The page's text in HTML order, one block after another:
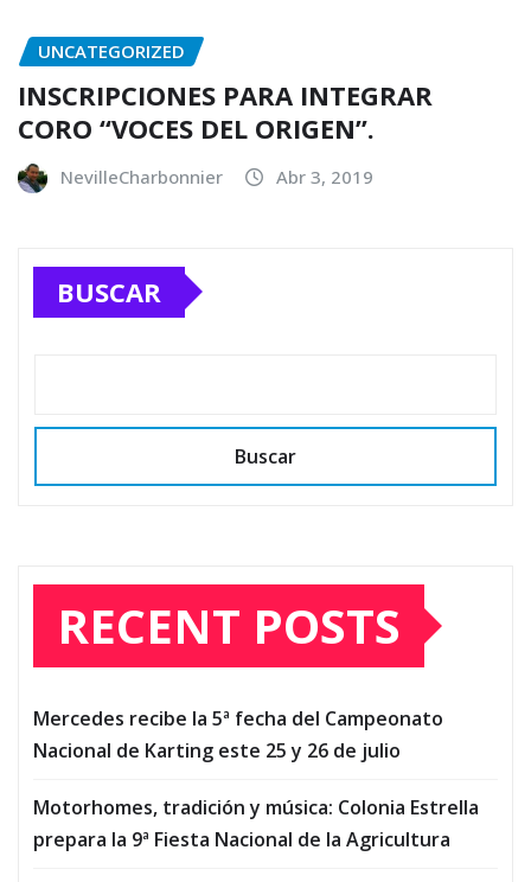
UNCATEGORIZED
INSCRIPCIONES PARA INTEGRAR
CORO “VOCES DEL ORIGEN”.
NevilleCharbonnier Abr 3, 2019
BUSCAR
Buscar
RECENT POSTS
Mercedes recibe la 5ª fecha del Campeonato
Nacional de Karting este 25 y 26 de julio
Motorhomes, tradición y música: Colonia Estrella
prepara la 9ª Fiesta Nacional de la Agricultura